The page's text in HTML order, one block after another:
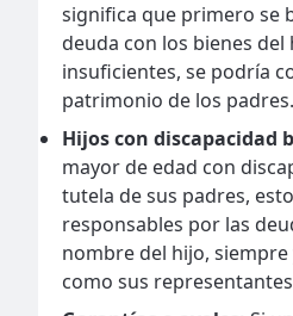
significa que primero se
deuda con los bienes
insuficientes, se podría
patrimonio de los padres.
Hijos con discapacidad
mayor de edad con
tutela de sus padres,
responsables por las
nombre del hijo,
como sus